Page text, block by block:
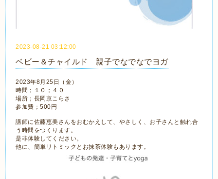
2023-08-21 03:12:00
ベビー＆チャイルド 親子でなでなでヨガ
2023年8月25日（金）
時間；１０；４０
場所；長岡京こらさ
参加費；500円
講師に佐藤恵美さんをおむかえして、やさしく、お子さんと触れ合
う時間をつくります。
是非体験してください。
他に、簡単リトミックとお抹茶体験もあります。